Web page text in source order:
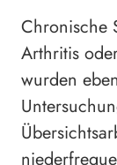
Chronische
Arthritis
wurden